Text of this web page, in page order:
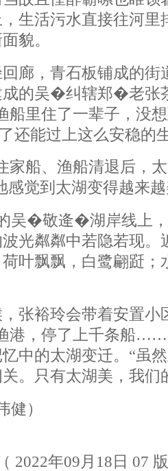
生活污水直接往河里
貌。
，青石板铺成的街
的吴�纠辖郑�老张
船里住了一辈子，没
还能过上这么安稳的
船、渔船清退后，太
感觉到太湖变得越来
�敬逄�湖岸线上，
光粼粼中若隐若现。
叶飘飘，白鹭翩跹；
裕玲会带着安置小
港，停了上千条船
中的太湖变迁。“虽
。只有太湖美，我们
）
年09月18日 07